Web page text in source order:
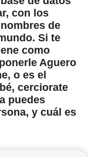
con los
de
Si te
como
Aguero
o es el
cerciorate
puedes
y cuál es